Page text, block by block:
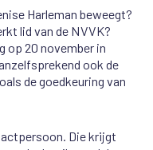
Harleman beweegt?
lid van de NVVK?
op 20 november in
ook de
de goedkeuring van
Die krijgt